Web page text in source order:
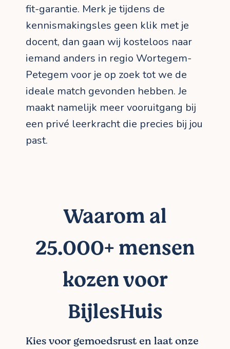
fit-garantie. Merk je tijdens de
kennismakingsles geen klik met je
docent, dan gaan wij kosteloos naar
iemand anders in regio Wortegem-
Petegem voor je op zoek tot we de
ideale match gevonden hebben. Je
maakt namelijk meer vooruitgang bij
een privé leerkracht die precies bij jou
past.
Waarom al
25.000+ mensen
kozen voor
BijlesHuis
Kies voor gemoedsrust en laat onze